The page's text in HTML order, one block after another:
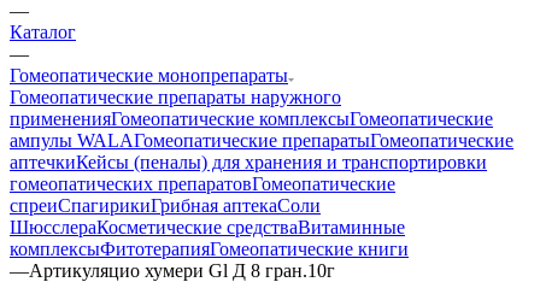
—
Каталог
—
Гомеопатические монопрепараты
Гомеопатические препараты наружного
примененияГомеопатические комплексыГомеопатические
ампулы WALAГомеопатические препаратыГомеопатические
аптечкиКейсы (пеналы) для хранения и транспортировки
гомеопатических препаратовГомеопатические
спреиСпагирикиГрибная аптекаСоли
ШюсслераКосметические средстваВитаминные
комплексыФитотерапияГомеопатические книги
—Артикуляцио хумери Gl Д 8 гран.10г